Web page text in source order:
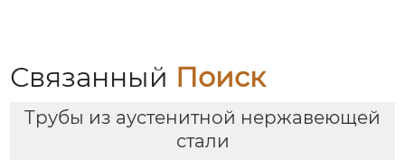
Связанный Поиск
Трубы из аустенитной нержавеющей
стали